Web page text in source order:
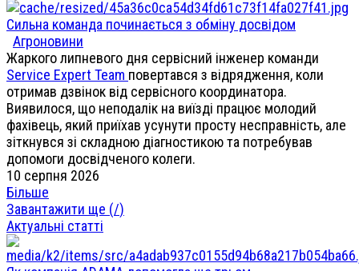
Сильна команда починається з обміну досвідом
Агроновини
Жаркого липневого дня сервісний інженер команди
Service Expert Team повертався з відрядження, коли
отримав дзвінок від сервісного координатора.
Виявилося, що неподалік на виїзді працює молодий
фахівець, який приїхав усунути просту несправність, але
зіткнувся зі складною діагностикою та потребував
допомоги досвідченого колеги.
10 серпня 2026
Більше
Завантажити ще (/)
Актуальні статті